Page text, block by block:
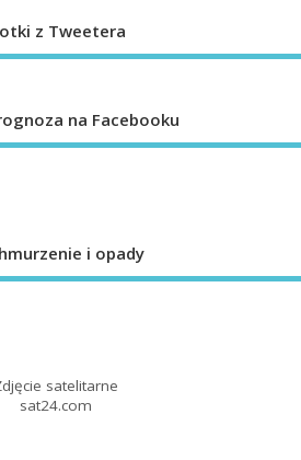
z Tweetera
na Facebooku
i opady
satelitarne
sat24.com